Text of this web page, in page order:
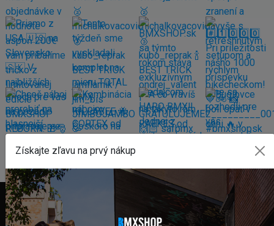
Získajte zľavu na prvý nákup